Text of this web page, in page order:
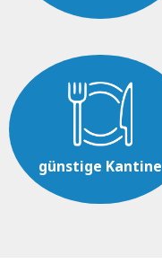
günstige Kantine